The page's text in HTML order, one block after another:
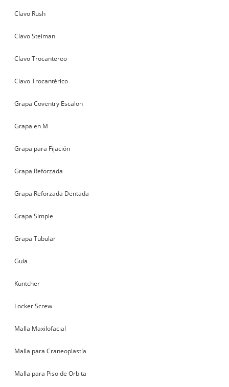
Clavo Rush
Clavo Steiman
Clavo Trocantereo
Clavo Trocantérico
Grapa Coventry Escalon
Grapa en M
Grapa para Fijación
Grapa Reforzada
Grapa Reforzada Dentada
Grapa Simple
Grapa Tubular
Guía
Kuntcher
Locker Screw
Malla Maxilofacial
Malla para Craneoplastía
Malla para Piso de Orbita